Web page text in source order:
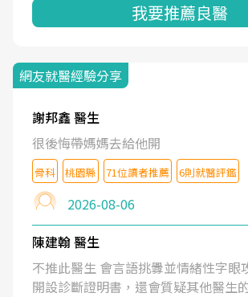
我要推薦良醫
網友就醫經驗分享
謝邦鑫 醫生
很後悔帶媽媽去給他開
骨科 桃園縣 71位讀者推薦 6則就醫評鑑
2026-08-06
陳建翰 醫生
不推此醫生 會言語挑釁並情緒性字眼
開設診斷證明書，還會質疑其他醫生